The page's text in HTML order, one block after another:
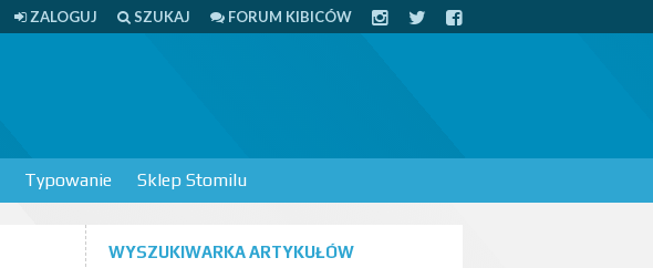
ZALOGUJ SZUKAJ FORUM KIBICÓW
Typowanie Sklep Stomilu
WYSZUKIWARKA ARTYKUŁÓW